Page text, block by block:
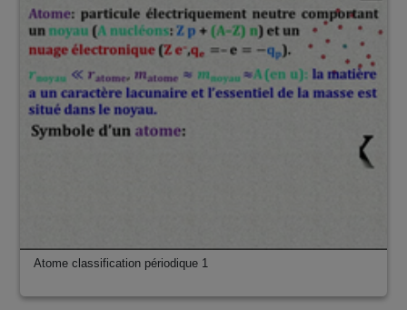
Atome classification périodique 1